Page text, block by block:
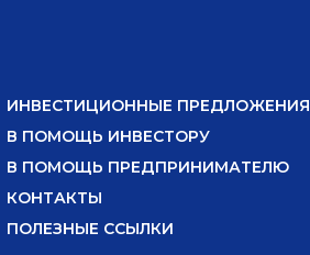
ИНВЕСТИЦИОННЫЕ ПРЕДЛОЖЕНИЯ
В ПОМОЩЬ ИНВЕСТОРУ
В ПОМОЩЬ ПРЕДПРИНИМАТЕЛЮ
КОНТАКТЫ
ПОЛЕЗНЫЕ ССЫЛКИ